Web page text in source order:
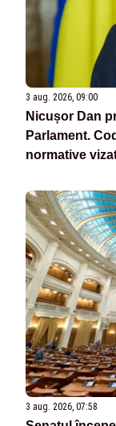
3 aug. 2026, 09:00
Nicușor Dan
Parlament.
normative
3 aug. 2026, 07:58